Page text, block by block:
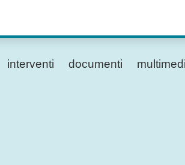
interventi documenti